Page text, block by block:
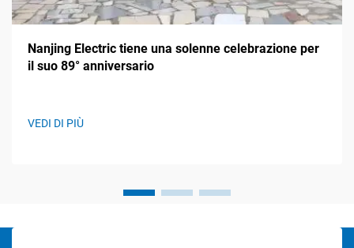
Nanjing Electric tiene una solenne celebrazione per
il suo 89° anniversario
VEDI DI PIÙ